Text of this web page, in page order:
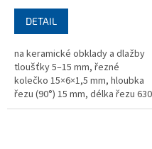
DETAIL
na keramické obklady a dlažby
tloušťky 5–15 mm, řezné
kolečko 15×6×1,5 mm, hloubka
řezu (90°) 15 mm, délka řezu 630
mm, rozměry 996x285x265 mm,